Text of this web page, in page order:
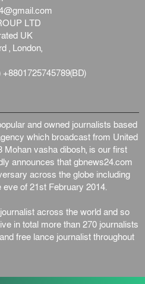
LTD
UK
, London,
and owned journalists based
which broadcast from United
Mohan vasha dibosh, is our first
announces that gbnews24.com
across the globe including
eve of 21st February 2014.
across the world and so
in total more than 270 journalists
free lance journalist throughout